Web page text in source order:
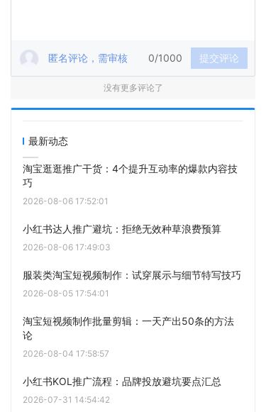
匿名评论，需审核 0/1000 提交评论
没有更多评论了
最新动态
淘宝逛逛推广干货：4个提升互动率的爆款内容技
巧
2026-08-06 17:52:01
小红书达人推广避坑：拒绝无效种草浪费预算
2026-08-06 17:49:03
服装类淘宝短视频制作：试穿展示与细节特写技巧
2026-08-05 17:54:01
淘宝短视频制作批量剪辑：一天产出50条的方法
论
2026-08-04 17:58:57
小红书KOL推广流程：品牌投放避坑要点汇总
2026-07-31 14:54:42